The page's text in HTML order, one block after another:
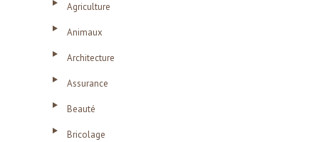
Agriculture
Animaux
Architecture
Assurance
Beauté
Bricolage